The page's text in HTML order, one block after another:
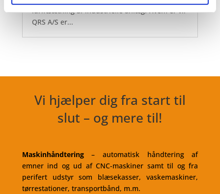
idriftsætning af industrielle anlæg. Hvem er vi:
QRS A/S er...
Vi hjælper dig fra start til
slut – og mere til!
Maskinhåndtering– automatisk håndtering af
emner ind og ud af CNC-maskiner samt til og fra
perifert udstyr som blæsekasser, vaskemaskiner,
tørrestationer, transportbånd, m.m.